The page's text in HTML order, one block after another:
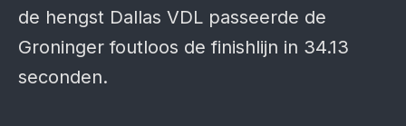
de hengst Dallas VDL passeerde de
Groninger foutloos de finishlijn in 34.13
seconden.